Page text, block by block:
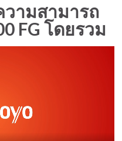
ามสามารถ
FG โดยรวม